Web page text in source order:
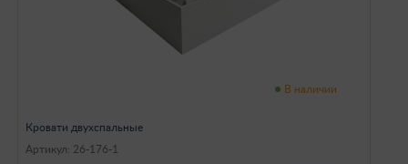
В наличии
Кровати двухспальные
Артикул: 26-176-1